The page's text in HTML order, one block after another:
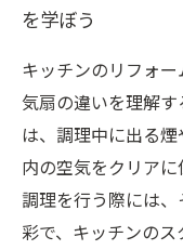
選ぶべきはど
リフォーム成
の両方のメリ
快適なキッチ
気システムの
を学ぼう
キッチンのリフォ
気扇の違いを理解
は、調理中に出る
内の空気をクリア
調理を行う際には
彩で、キッチンの